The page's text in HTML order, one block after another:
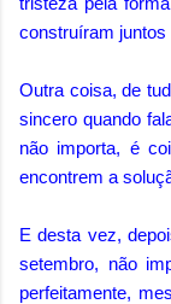
construíram juntos
Outra coisa, de
sincero quando
não importa, é
encontrem a
E desta vez,
setembro, não
perfeitamente,